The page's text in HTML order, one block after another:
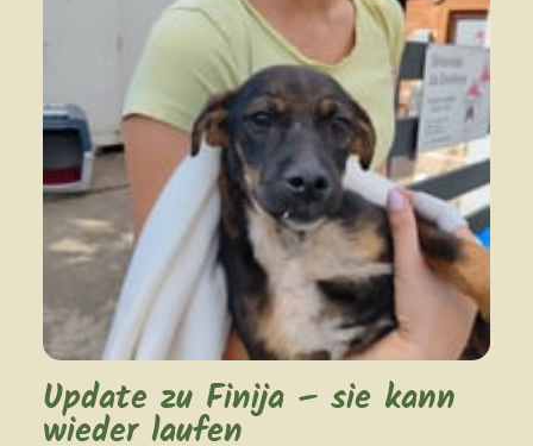
Update zu Finija – sie kann
wieder laufen